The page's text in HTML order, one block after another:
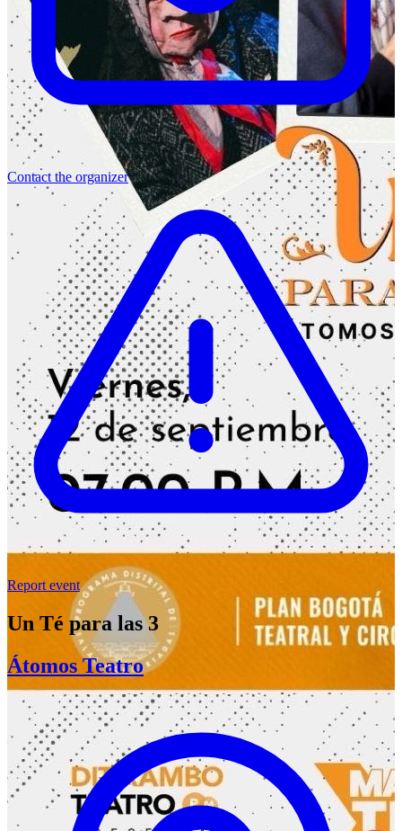
Contact the organizer
Report event
Un Té para las 3
Átomos Teatro